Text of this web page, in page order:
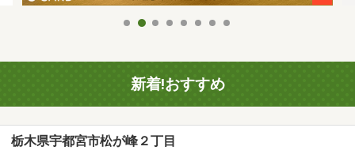
新着!おすすめ
栃木県宇都宮市松が峰２丁目